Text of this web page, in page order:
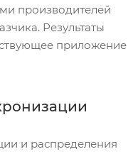
производителей
Результаты
приложение
и распределения